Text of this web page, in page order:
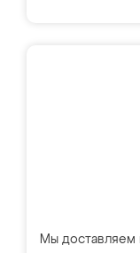
Мы доставляем